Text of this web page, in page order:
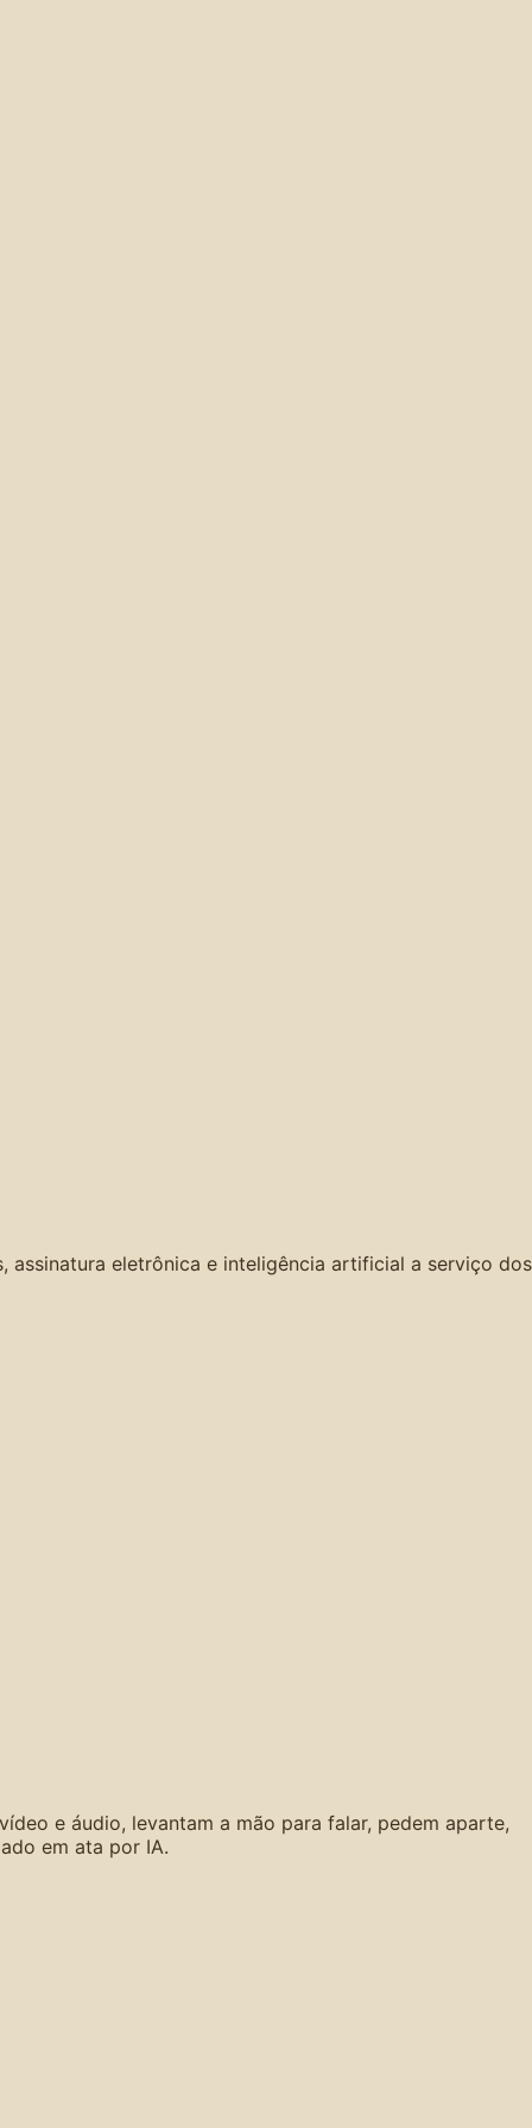
assinatura eletrônica e inteligência artificial a serviço dos
e áudio, levantam a mão para falar, pedem aparte,
em ata por IA.